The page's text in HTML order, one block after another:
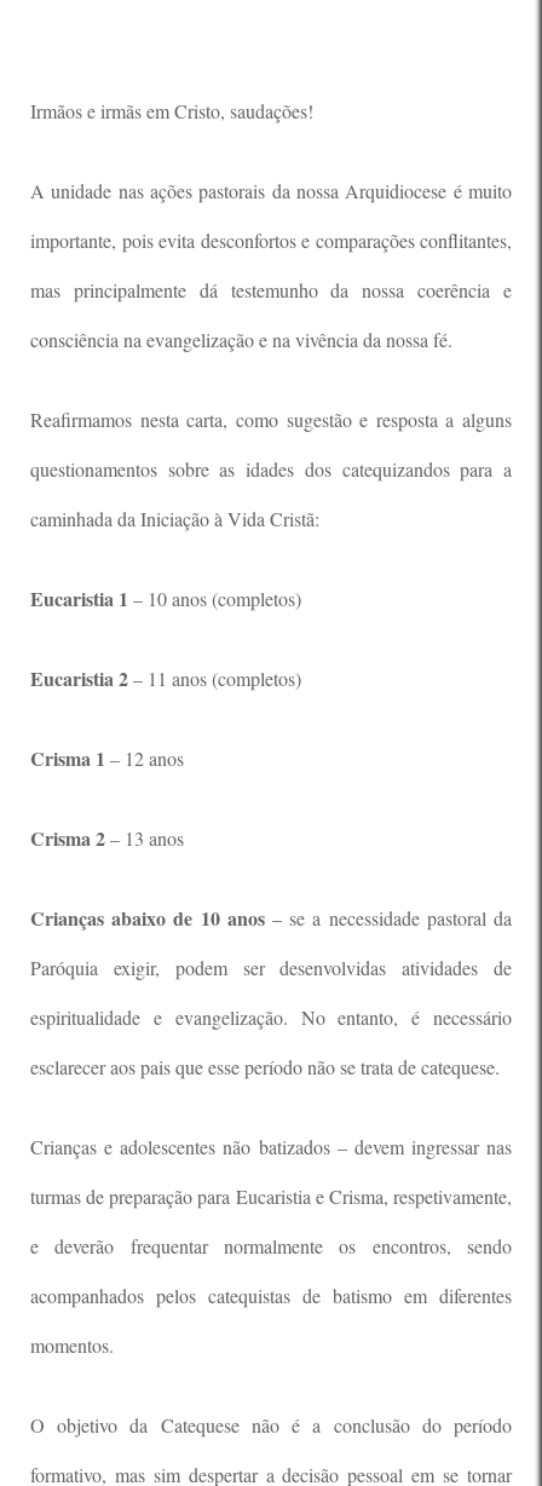
Irmãos e irmãs em Cristo, saudações!
A unidade nas ações pastorais da nossa Arquidiocese é muito
importante, pois evita desconfortos e comparações conflitantes,
mas principalmente dá testemunho da nossa coerência e
consciência na evangelização e na vivência da nossa fé.
Reafirmamos nesta carta, como sugestão e resposta a alguns
questionamentos sobre as idades dos catequizandos para a
caminhada da Iniciação à Vida Cristã:
Eucaristia 1 – 10 anos (completos)
Eucaristia 2– 11 anos (completos)
Crisma 1 – 12 anos
Crisma 2– 13 anos
Crianças abaixo de 10 anos – se a necessidade pastoral da
Paróquia exigir, podem ser desenvolvidas atividades de
espiritualidade e evangelização. No entanto, é necessário
esclarecer aos pais que esse período não se trata de catequese.
Crianças e adolescentes não batizados – devem ingressar nas
turmas de preparação para Eucaristia e Crisma, respetivamente,
e deverão frequentar normalmente os encontros, sendo
acompanhados pelos catequistas de batismo em diferentes
momentos.
O objetivo da Catequese não é a conclusão do período
formativo, mas sim despertar a decisão pessoal em se tornar